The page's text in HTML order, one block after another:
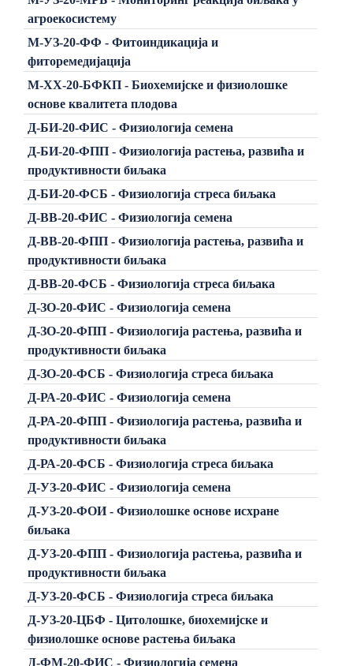
агроекосистему
М-УЗ-20-ФФ - Фитоиндикација и
фиторемедијација
М-ХХ-20-БФКП - Биохемијске и физиолошке
основе квалитета плодова
Д-БИ-20-ФИС - Физиологија семена
Д-БИ-20-ФПП - Физиологија растења, развића и
продуктивности биљака
Д-БИ-20-ФСБ - Физиологија стреса биљака
Д-ВВ-20-ФИС - Физиологија семена
Д-ВВ-20-ФПП - Физиологија растења, развића и
продуктивности биљака
Д-ВВ-20-ФСБ - Физиологија стреса биљака
Д-ЗО-20-ФИС - Физиологија семена
Д-ЗО-20-ФПП - Физиологија растења, развића и
продуктивности биљака
Д-ЗО-20-ФСБ - Физиологија стреса биљака
Д-РА-20-ФИС - Физиологија семена
Д-РА-20-ФПП - Физиологија растења, развића и
продуктивности биљака
Д-РА-20-ФСБ - Физиологија стреса биљака
Д-УЗ-20-ФИС - Физиологија семена
Д-УЗ-20-ФОИ - Физиолошке основе исхране
биљака
Д-УЗ-20-ФПП - Физиологија растења, развића и
продуктивности биљака
Д-УЗ-20-ФСБ - Физиологија стреса биљака
Д-УЗ-20-ЦБФ - Цитолошке, биохемијске и
физиолошке основе растења биљака
Д-ФМ-20-ФИС - Физиологија семена